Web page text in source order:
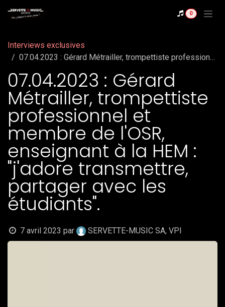
0
Interviews exclusives
07.04.2023 : Gérard Métrailler, trompettiste professionnel et membre de l'OSR, enseignant à la HEM : "j'adore transmettre, partager avec les étudiants".
07.04.2023 : Gérard
Métrailler, trompettiste
professionnel et
membre de l'OSR,
enseignant à la HEM :
"j'adore transmettre,
partager avec les
étudiants".
7 avril 2023 par SERVETTE-MUSIC SA, VPI